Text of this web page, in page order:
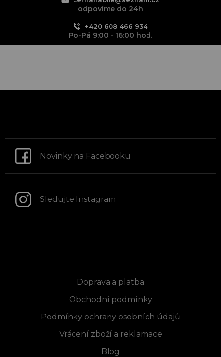
odpovíme do 24h
+420 608 466 934
Po-Pá 9:00 - 16:00 hod.
a
Novinky na Facebooku
Sledujte Instagram
Doprava a platba
Obchodní podmínky
Podmínky ochrany osobních údajů
Vrácení zboží a reklamace
Blog